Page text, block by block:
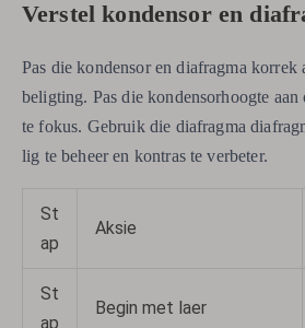
Verstel kondensor en
Pas die kondensor en diafragma korrek
beligting. Pas die kondensorhoogte
te fokus. Gebruik die diafragma
lig te beheer en kontras te verbeter.
St
ap
Aksie
St
ap
Begin met laer